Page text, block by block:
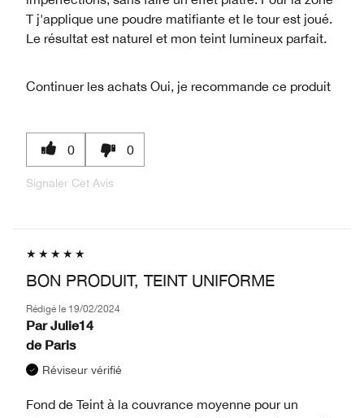
T j'applique une poudre matifiante et le tour est joué.
Le résultat est naturel et mon teint lumineux parfait.
Continuer les achats Oui, je recommande ce produit
0 0
Signaler Cet Avis
BON PRODUIT, TEINT UNIFORME
Rédigé le 19/02/2024
Par Julie14
de Paris
Réviseur vérifié
Fond de Teint à la couvrance moyenne pour un